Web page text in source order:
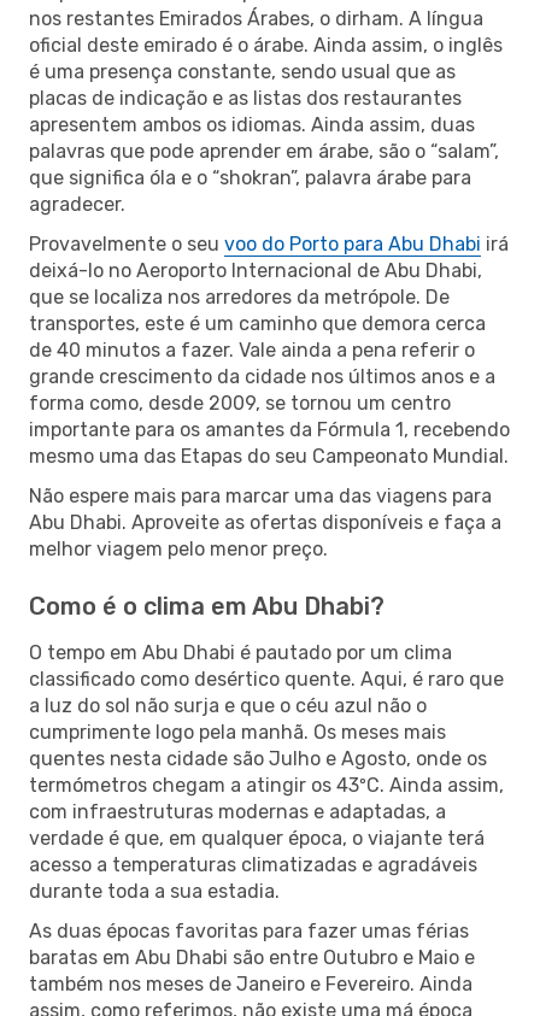
nos restantes Emirados Árabes, o dirham. A língua
oficial deste emirado é o árabe. Ainda assim, o inglês
é uma presença constante, sendo usual que as
placas de indicação e as listas dos restaurantes
apresentem ambos os idiomas. Ainda assim, duas
palavras que pode aprender em árabe, são o “salam”,
que significa óla e o “shokran”, palavra árabe para
agradecer.
Provavelmente o seu voo do Porto para Abu Dhabi irá
deixá-lo no Aeroporto Internacional de Abu Dhabi,
que se localiza nos arredores da metrópole. De
transportes, este é um caminho que demora cerca
de 40 minutos a fazer. Vale ainda a pena referir o
grande crescimento da cidade nos últimos anos e a
forma como, desde 2009, se tornou um centro
importante para os amantes da Fórmula 1, recebendo
mesmo uma das Etapas do seu Campeonato Mundial.
Não espere mais para marcar uma das viagens para
Abu Dhabi. Aproveite as ofertas disponíveis e faça a
melhor viagem pelo menor preço.
Como é o clima em Abu Dhabi?
O tempo em Abu Dhabi é pautado por um clima
classificado como desértico quente. Aqui, é raro que
a luz do sol não surja e que o céu azul não o
cumprimente logo pela manhã. Os meses mais
quentes nesta cidade são Julho e Agosto, onde os
termómetros chegam a atingir os 43ºC. Ainda assim,
com infraestruturas modernas e adaptadas, a
verdade é que, em qualquer época, o viajante terá
acesso a temperaturas climatizadas e agradáveis
durante toda a sua estadia.
As duas épocas favoritas para fazer umas férias
baratas em Abu Dhabi são entre Outubro e Maio e
também nos meses de Janeiro e Fevereiro. Ainda
assim, como referimos, não existe uma má época